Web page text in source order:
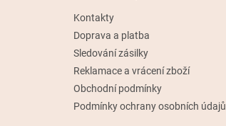
Kontakty
Doprava a platba
Sledování zásilky
Reklamace a vrácení zboží
Obchodní podmínky
Podmínky ochrany osobních údajů